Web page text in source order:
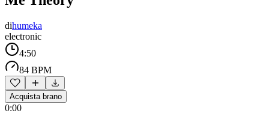
dihumeka
electronic
4:50
84 BPM
Acquista brano
0:00